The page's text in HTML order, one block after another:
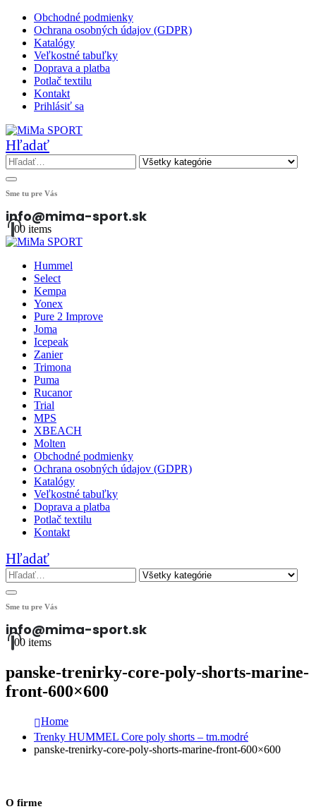
Obchodné podmienky
Ochrana osobných údajov (GDPR)
Katalógy
Veľkostné tabuľky
Doprava a platba
Potlač textilu
Kontakt
Prihlásiť sa
Hľadať
Sme tu pre Vás
info@mima-sport.sk
00 items
Hummel
Select
Kempa
Yonex
Pure 2 Improve
Joma
Icepeak
Zanier
Trimona
Puma
Rucanor
Trial
MPS
XBEACH
Molten
Obchodné podmienky
Ochrana osobných údajov (GDPR)
Katalógy
Veľkostné tabuľky
Doprava a platba
Potlač textilu
Kontakt
Hľadať
Sme tu pre Vás
info@mima-sport.sk
00 items
panske-trenirky-core-poly-shorts-marine-
front-600×600
Home
Trenky HUMMEL Core poly shorts – tm.modré
panske-trenirky-core-poly-shorts-marine-front-600×600
O firme